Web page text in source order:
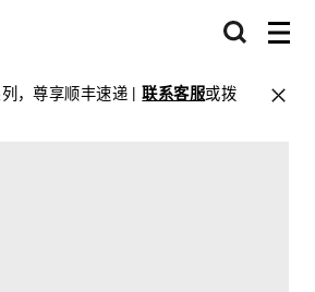
，尊享顺丰速递 |联系客服或拨